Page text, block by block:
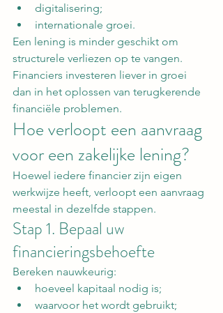
digitalisering;
internationale groei.
Een lening is minder geschikt om
structurele verliezen op te vangen.
Financiers investeren liever in groei
dan in het oplossen van terugkerende
financiële problemen.
Hoe verloopt een aanvraag
voor een zakelijke lening?
Hoewel iedere financier zijn eigen
werkwijze heeft, verloopt een aanvraag
meestal in dezelfde stappen.
Stap 1. Bepaal uw
financieringsbehoefte
Bereken nauwkeurig:
hoeveel kapitaal nodig is;
waarvoor het wordt gebruikt;